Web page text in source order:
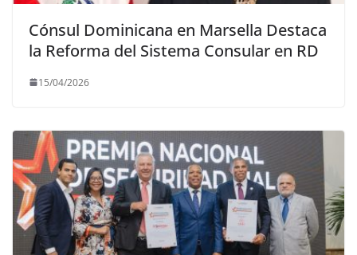
Cónsul Dominicana en Marsella Destaca
la Reforma del Sistema Consular en RD
15/04/2026